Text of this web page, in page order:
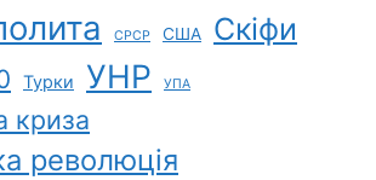
СРСР США Скіфи
Турки УНР УПА
криза
революція